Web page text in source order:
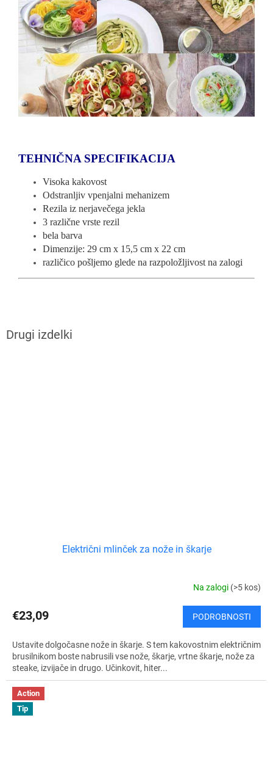
TEHNIČNA SPECIFIKACIJA
Visoka kakovost
Odstranljiv vpenjalni mehanizem
Rezila iz nerjavečega jekla
3 različne vrste rezil
bela barva
Dimenzije: 29 cm x 15,5 cm x 22 cm
različico pošljemo glede na razpoložljivost na zalogi
Električni mlinček za nože in škarje
Na zalogi (>5 kos)
€23,09 PODROBNOSTI
Ustavite dolgočasne nože in škarje. S tem kakovostnim električnim
brusilnikom boste nabrusili vse nože, škarje, vrtne škarje, nože za
steake, izvijače in drugo. Učinkovit, hiter...
Action
Tip